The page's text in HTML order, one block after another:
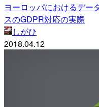
ヨーロッパにおけるデー
スのGDPR対応の実際
しがひ
2018.04.12